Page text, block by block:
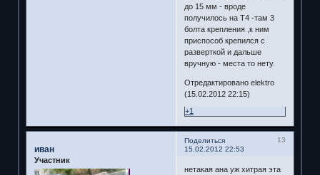
до 15 мм - вроде
получилось на Т4 -там 3
болта крепления ,к ним
приспособ крепился с
разверткой и дальше
вручную - места то нету.
Отредактировано elektro
(15.02.2012 22:15)
+1
Поделиться
13
15.02.2012 22:53
иван
Участник
нетакая ана уж хитрая эта